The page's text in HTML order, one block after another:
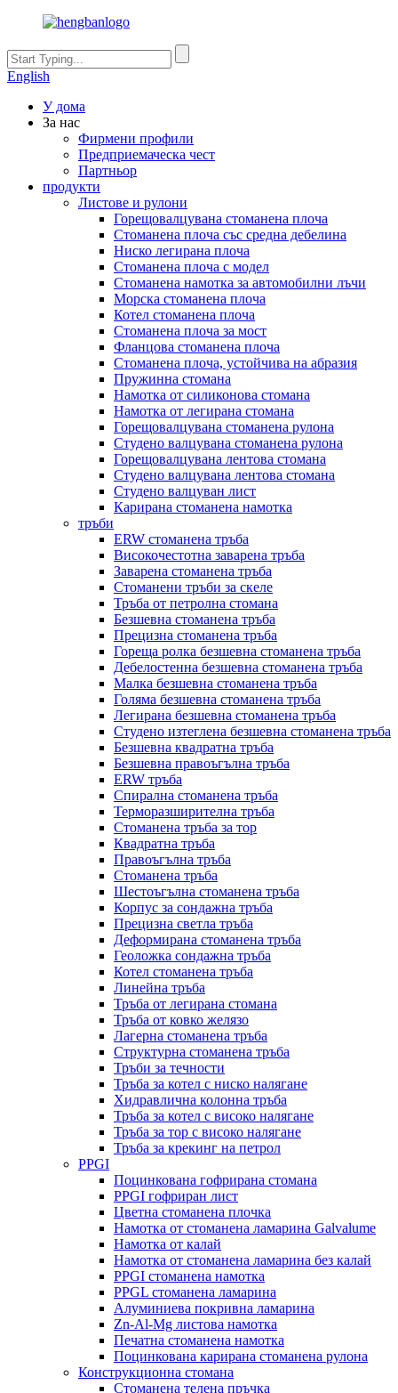
English
У дома
За нас
Фирмени профили
Предприемаческа чест
Партньор
продукти
Листове и рулони
Горещовалцувана стоманена плоча
Стоманена плоча със средна дебелина
Ниско легирана плоча
Стоманена плоча с модел
Стоманена намотка за автомобилни лъчи
Морска стоманена плоча
Котел стоманена плоча
Стоманена плоча за мост
Фланцова стоманена плоча
Стоманена плоча, устойчива на абразия
Пружинна стомана
Намотка от силиконова стомана
Намотка от легирана стомана
Горещовалцувана стоманена рулона
Студено валцувана стоманена рулона
Горещовалцувана лентова стомана
Студено валцувана лентова стомана
Студено валцуван лист
Карирана стоманена намотка
тръби
ERW стоманена тръба
Високочестотна заварена тръба
Заварена стоманена тръба
Стоманени тръби за скеле
Тръба от петролна стомана
Безшевна стоманена тръба
Прецизна стоманена тръба
Гореща ролка безшевна стоманена тръба
Дебелостенна безшевна стоманена тръба
Малка безшевна стоманена тръба
Голяма безшевна стоманена тръба
Легирана безшевна стоманена тръба
Студено изтеглена безшевна стоманена тръба
Безшевна квадратна тръба
Безшевна правоъгълна тръба
ERW тръба
Спирална стоманена тръба
Терморазширителна тръба
Стоманена тръба за тор
Квадратна тръба
Правоъгълна тръба
Стоманена тръба
Шестоъгълна стоманена тръба
Корпус за сондажна тръба
Прецизна светла тръба
Деформирана стоманена тръба
Геоложка сондажна тръба
Котел стоманена тръба
Линейна тръба
Тръба от легирана стомана
Тръба от ковко желязо
Лагерна стоманена тръба
Структурна стоманена тръба
Тръби за течности
Тръба за котел с ниско налягане
Хидравлична колонна тръба
Тръба за котел с високо налягане
Тръба за тор с високо налягане
Тръба за крекинг на петрол
PPGI
Поцинкована гофрирана стомана
PPGI гофриран лист
Цветна стоманена плочка
Намотка от стоманена ламарина Galvalume
Намотка от калай
Намотка от стоманена ламарина без калай
PPGI стоманена намотка
PPGL стоманена ламарина
Алуминиева покривна ламарина
Zn-Al-Mg листова намотка
Печатна стоманена намотка
Поцинкована карирана стоманена рулона
Конструкционна стомана
Стоманена телена пръчка